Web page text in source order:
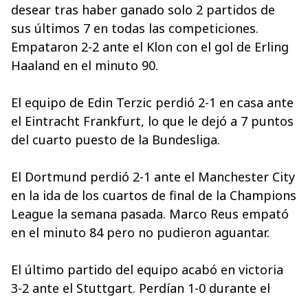
desear tras haber ganado solo 2 partidos de
sus últimos 7 en todas las competiciones.
Empataron 2-2 ante el Klon con el gol de Erling
Haaland en el minuto 90.
El equipo de Edin Terzic perdió 2-1 en casa ante
el Eintracht Frankfurt, lo que le dejó a 7 puntos
del cuarto puesto de la Bundesliga.
El Dortmund perdió 2-1 ante el Manchester City
en la ida de los cuartos de final de la Champions
League la semana pasada. Marco Reus empató
en el minuto 84 pero no pudieron aguantar.
El último partido del equipo acabó en victoria
3-2 ante el Stuttgart. Perdían 1-0 durante el